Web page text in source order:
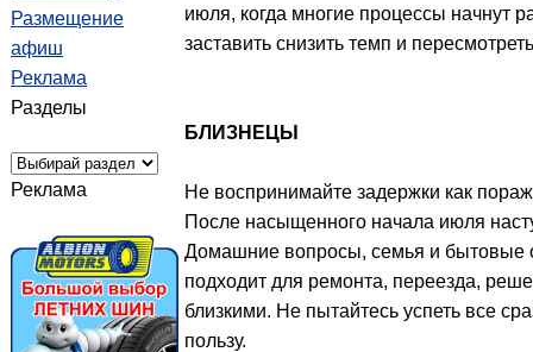
Размещение
афиш
Реклама
Разделы
Реклама
июля, когда многие процессы начнут
заставить снизить темп и
БЛИЗНЕЦЫ
Не воспринимайте задержки как
После насыщенного начала июля
Домашние вопросы, семья и бытовые
подходит для ремонта, переезда,
близкими. Не пытайтесь успеть все
пользу.